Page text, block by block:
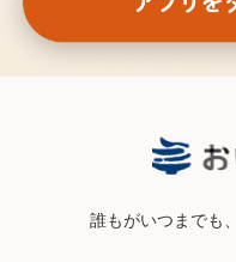
誰もがいつまでも、